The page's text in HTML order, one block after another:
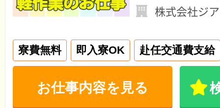
株式会社ジ
寮費無料 即入寮OK 赴任交通費支給
お仕事内容を見る